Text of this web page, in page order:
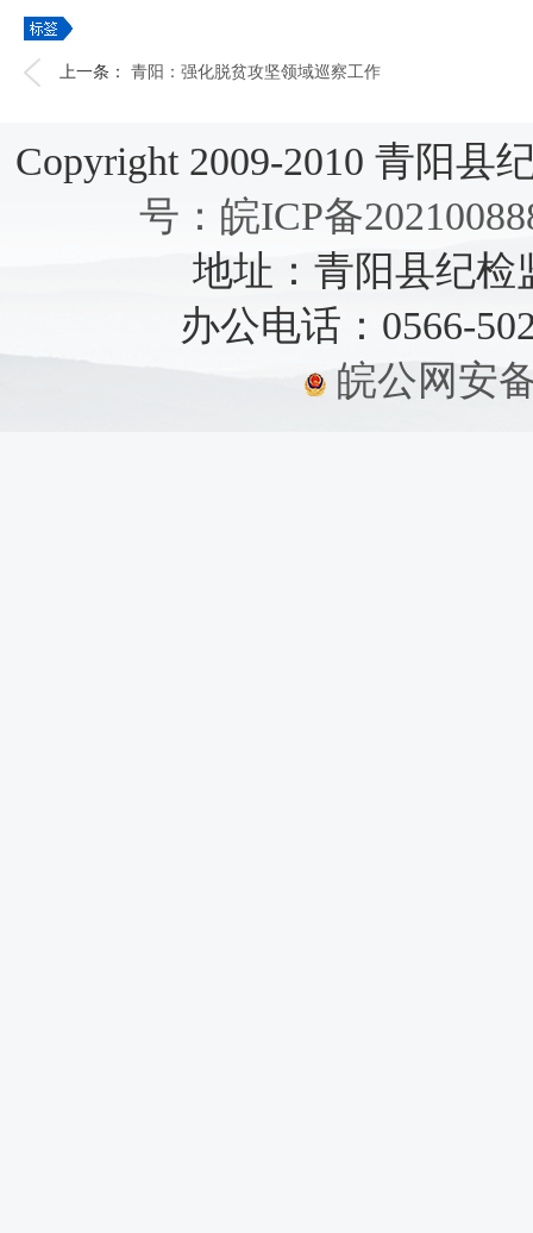
上一条： 青阳：强化脱贫攻坚领域巡察工作
Copyright 2009-2010 青阳县
号：皖ICP备
地址：青阳县纪检
办公电话：0566-
皖公网安